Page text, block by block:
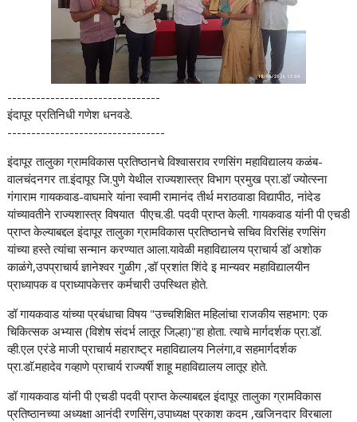
--------------------------------
इंदापूर प्रतिनिधी गणेश धनवडे.
---------------------------------
इंदापूर तालुका ग्रामविकास प्रतिष्ठानचे विश्वासराव रणसिंग महाविद्यालय कळंब-
वालचंदनगर ता.इंदापूर जि.पुणे येथील राज्यशास्त्र विभाग प्रमुख प्रा.डॉ ज्योत्स्ना
गंगाराम गायकवाड-वाघमारे यांना स्वामी रामानंद तीर्थ मराठवाडा विद्यापीठ, नांदेड
यांच्यावतीने राज्यशास्त्र विषयात पीएच.डी. पदवी प्राप्त केली. गायकवाड यांनी पी एचडी
प्राप्त केल्याबद्दल इंदापूर तालुका ग्रामविकास प्रतिष्ठानचे सचिव विरसिंह रणसिंग
यांच्या हस्ते त्यांचा सन्मान करण्यात आला.यावेळी महाविद्यालय प्राचार्य डॉ अशोक
काळंगे,उपप्राचार्य ज्ञानेश्वर गुळीग ,डॉ प्रशांत शिंदे इ मान्यवर महाविद्यालयीन
प्राध्यापक व प्राध्यापकेत्तर कर्मचारी उपस्थित होते.
डॉ गायकवाड यांच्या प्रबंधाचा विषय "उच्चशिक्षित महिलांचा राजकीय सहभाग: एक
चिकित्सक अभ्यास (विशेष संदर्भ लातूर जिल्हा)"हा होता. त्याचे मार्गदर्शक प्रा.डॉ.
व्ही.एल एरंडे माजी प्राचार्य महाराष्ट्र महाविद्यालय निलंगा,व सहमार्गदर्शक
प्रा.डाॅ.महादेव गव्हाणे प्राचार्य राज्यर्षी शाहू महाविद्यालय लातूर होते.
डॉ गायकवाड यांनी पी एचडी पदवी प्राप्त केल्याबद्दल इंदापूर तालुका ग्रामविकास
प्रतिष्ठानच्या अध्यक्षा आनंदी रणसिंग,उपाध्यक्ष प्रकाश कदम ,खजिनदार विरबाला